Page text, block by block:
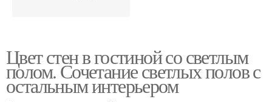
Цвет стен в гостиной со светлым
полом. Сочетание светлых полов с
остальным интерьером